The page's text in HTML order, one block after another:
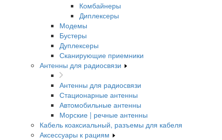
Комбайнеры
Диплексеры
Модемы
Бустеры
Дуплексеры
Сканирующие приемники
Антенны для радиосвязи
Антенны для радиосвязи
Стационарные антенны
Автомобильные антенны
Морские | речные антенны
Кабель коаксиальный, разъемы для кабеля
Аксессуары к рациям